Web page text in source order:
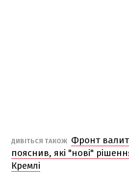
ДИВІТЬСЯ ТАКОЖ Фронт
пояснив, які "нові"
Кремлі